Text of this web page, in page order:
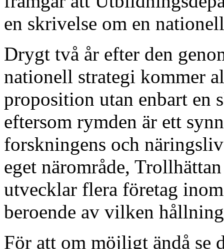
en skrivelse om en
Drygt två år efter den
nationell strategi kommer
proposition utan enbart en
eftersom rymden är ett
forskningens och
eget närområde,
utvecklar flera företag
beroende av vilken
För att om möjligt ändå se